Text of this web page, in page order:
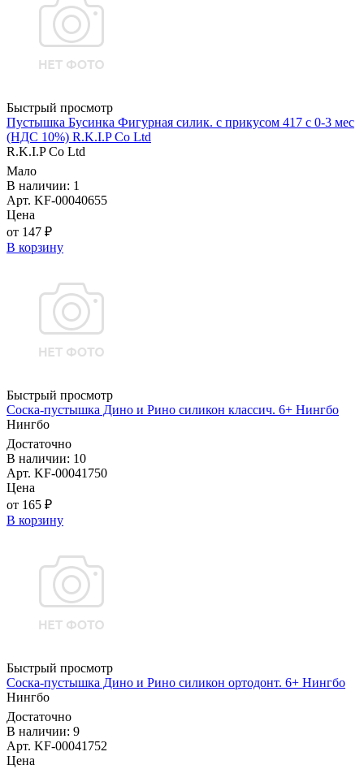
Быстрый просмотр
Пустышка Бусинка Фигурная силик. с прикусом 417 с 0-3 мес
(НДС 10%) R.K.I.P Co Ltd
R.K.I.P Co Ltd
Мало
В наличии: 1
Арт. KF-00040655
Цена
от 147 ₽
В корзину
Быстрый просмотр
Соска-пустышка Дино и Рино силикон классич. 6+ Нингбо
Нингбо
Достаточно
В наличии: 10
Арт. KF-00041750
Цена
от 165 ₽
В корзину
Быстрый просмотр
Соска-пустышка Дино и Рино силикон ортодонт. 6+ Нингбо
Нингбо
Достаточно
В наличии: 9
Арт. KF-00041752
Цена